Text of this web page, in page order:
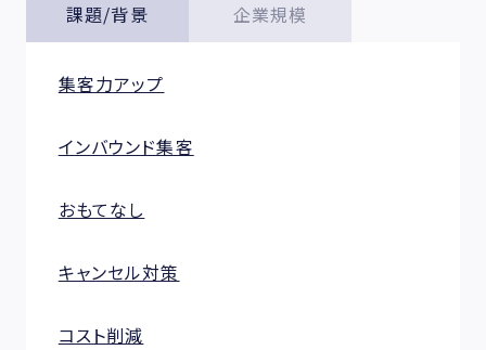
課題/背景 企業規模
集客力アップ
インバウンド集客
おもてなし
キャンセル対策
コスト削減